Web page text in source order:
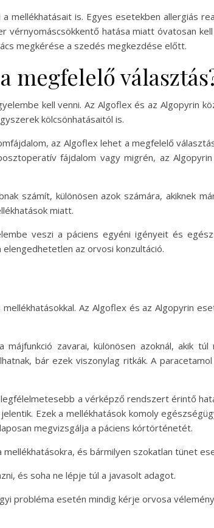
mellékhatásait is. Egyes esetekben allergiás
hatása miatt óvatosan
megkérése a szedés megkezdése előtt.
megfelelő
kell venni. Az Algoflex és az Algopyrin
kölcsönhatásaitól is.
az Algoflex lehet a megfelelő
fájdalom vagy migrén, az
számít, különösen azok számára, akiknek
miatt.
veszi a páciens egyéni igényeit és
az orvosi konzultáció.
Az Algoflex és az Algopyrin
zavarai, különösen azoknál, akik
bár ezek viszonylag ritkák. A
a vérképző rendszert érintő
Ezek a mellékhatások komoly
megvizsgálja a páciens kórtörténetét.
és bármilyen szokatlan tünet
és soha ne lépje túl a javasolt adagot.
probléma esetén mindig kérje orvosa